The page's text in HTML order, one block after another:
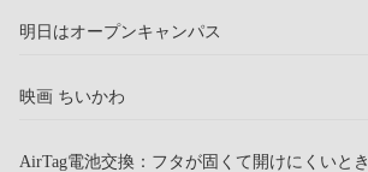
明日はオープンキャンパス
映画 ちいかわ
AirTag電池交換：フタが固くて開けにくいとき